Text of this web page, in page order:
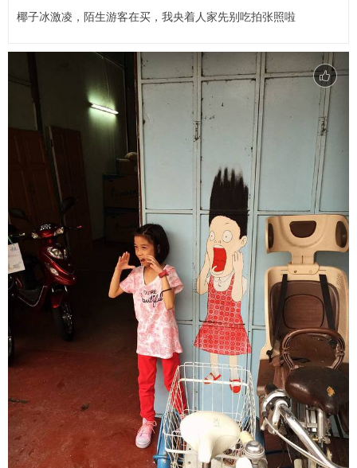
椰子冰激凌，陌生游客在买，我央着人家先别吃拍张照啦